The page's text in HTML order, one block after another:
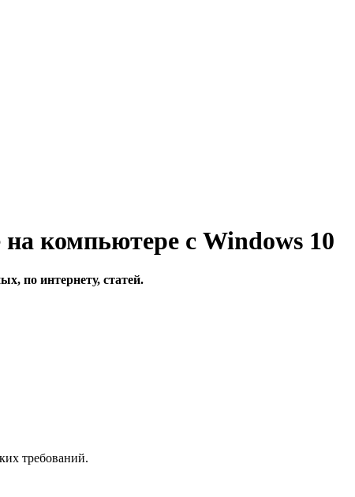
компьютере с Windows 10
по интернету, статей.
требований.